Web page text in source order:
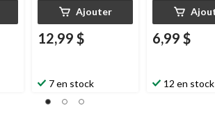
Ajouter
12,99 $
7 en stock
6,99 $
12 en stock